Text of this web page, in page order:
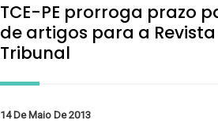
TCE-PE prorroga prazo
de artigos para a
Tribunal
14 De Maio De 2013